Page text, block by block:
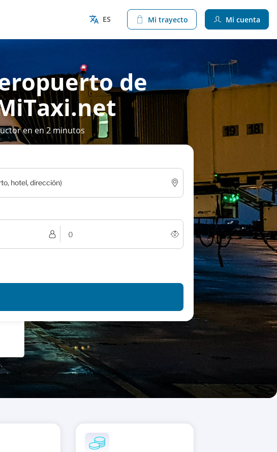
ES Mi trayecto Mi cuenta
de
en en 2 minutos